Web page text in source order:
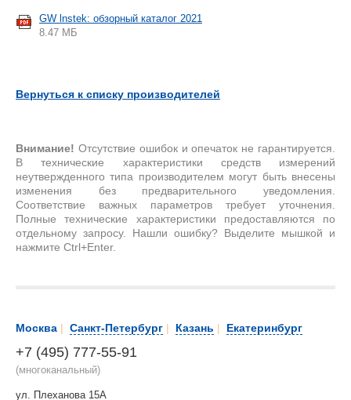
GW lnstek: обзорный каталог 2021
8.47 МБ
Вернуться к списку производителей
Внимание! Отсутствие ошибок и опечаток не гарантируется.
В технические характеристики средств измерений
неутвержденного типа производителем могут быть внесены
изменения без предварительного уведомления.
Соответствие важных параметров требует уточнения.
Полные технические характеристики предоставляются по
отдельному запросу. Нашли ошибку? Выделите мышкой и
нажмите Ctrl+Enter.
Москва | Санкт-Петербург | Казань | Екатеринбург
+7 (495) 777-55-91
(многоканальный)
ул. Плеханова 15А